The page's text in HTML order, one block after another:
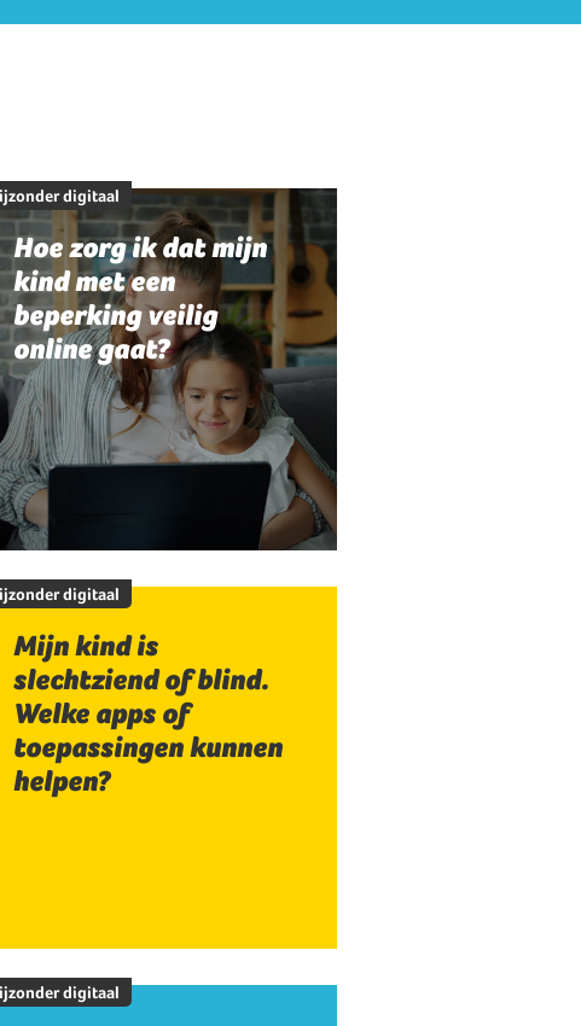
digitaal
Hoe zorg ik dat mijn
kind met een
beperking veilig
online gaat?
digitaal
Mijn kind is
slechtziend of blind.
Welke apps of
toepassingen kunnen
helpen?
digitaal